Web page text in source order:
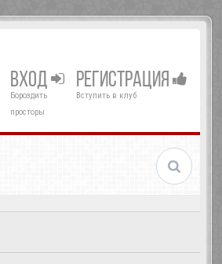
ВХОД
Бороздить
просторы
РЕГИСТРАЦИЯ
Вступить в клуб